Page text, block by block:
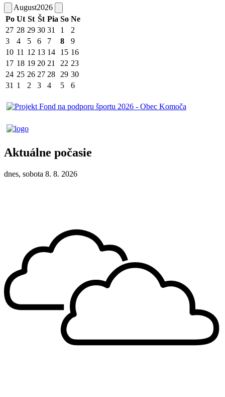
August2026
Po Ut St Št Pia So Ne
27 28 29 30 31 1
2
3
4 5 6 7 8
9
10 11 12 13 14 15 16
17 18 19 20 21 22 23
24 25 26 27 28 29 30
31 1 2 3 4 5 6
Aktuálne počasie
dnes, sobota 8. 8. 2026